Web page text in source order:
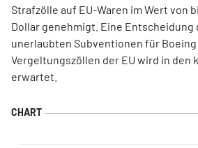
Strafzölle auf EU-Waren im Wert von
Dollar genehmigt. Eine Entscheidung
unerlaubten Subventionen für Boeing
Vergeltungszöllen der EU wird in den
erwartet.